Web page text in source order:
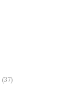
(37)